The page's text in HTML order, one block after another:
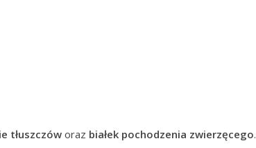
tłuszczóworaz białek pochodzenia zwierzęcego.